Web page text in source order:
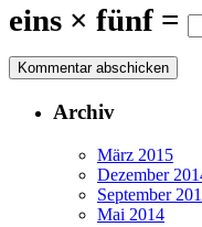
eins × fünf =
Archiv
März 2015
Dezember
September
Mai 2014